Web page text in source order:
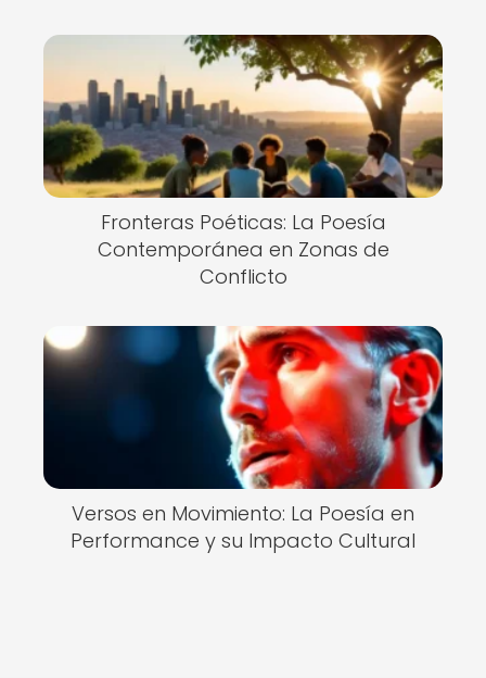
Fronteras Poéticas: La Poesía
Contemporánea en Zonas de
Conflicto
Versos en Movimiento: La Poesía en
Performance y su Impacto Cultural